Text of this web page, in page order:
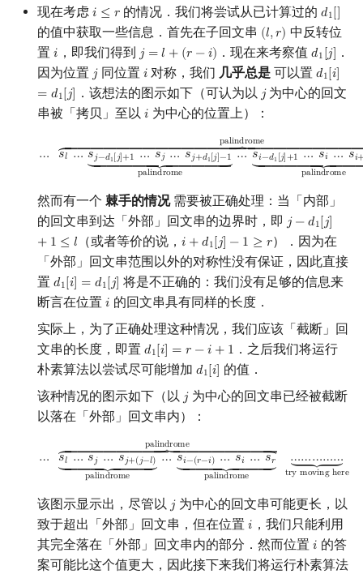
现在考虑 𝑖 ≤ 𝑟
i ≤r 的情况．我们将尝试从已计算过的𝑑1[]
d1
的值中获取一些信息．首先在子回文串 (𝑙,𝑟)
(l,r) 中反转位
置 𝑖
i ，即我们得到 𝑗 = 𝑙 + (𝑟 −𝑖)
j= l+ (r −i) ．现在来考察值𝑑1[𝑗]
d1 [j
．
因为位置 𝑗
j同位置 𝑖
i 对称，我们 几乎总是 可以置𝑑1[𝑖]
= 𝑑1[𝑗]
d1 [i
．该想法的图示如下（可认为以 𝑗
j为中心的回文
串被「拷贝」至以 𝑖
i 为中心的位置上）：
…
palindrome
⏞¯¯¯¯¯¯¯¯¯¯¯¯¯¯
⏞
𝑠𝑙 … 𝑠𝑗−𝑑1[𝑗]+1 … 𝑠𝑗 … 𝑠𝑗+𝑑1[𝑗]−1
⏟_____⏟_____
⏟
palindrome
… 𝑠𝑖−𝑑1 [𝑗]+1 … 𝑠𝑖 … 𝑠𝑖
⏟_____⏟
palindrome
1⏟palindrome
然而有一个 棘手的情况需要被正确处理：当「内部」
的回文串到达「外部」回文串的边界时，即 𝑗 −𝑑1[𝑗]
+ 1 ≤ 𝑙
j−d 1[j]+1
（或者等价的说，𝑖 +𝑑1[𝑗] − 1 ≥ 𝑟
i +d 1[j]−1 ≥r
）．因为在
「外部」回文串范围以外的对称性没有保证，因此直接
置 𝑑1[𝑖] = 𝑑1[𝑗]
d1[i =d 1[j]
将是不正确的：我们没有足够的信息来
断言在位置 𝑖
i 的回文串具有同样的长度．
实际上，为了正确处理这种情况，我们应该「截断」回
文串的长度，即置 𝑑1[𝑖] = 𝑟 −𝑖 + 1
d1[i =r−i +1
．之后我们将运行
朴素算法以尝试尽可能增加 𝑑1[𝑖]
d1[i 的值．
该种情况的图示如下（以 𝑗
j为中心的回文串已经被截断
以落在「外部」回文串内）：
…
palindrome
⏞¯¯¯¯¯¯¯¯⏞¯¯¯¯¯¯¯¯
⏞
𝑠𝑙 … 𝑠𝑗 … 𝑠𝑗+(𝑗−𝑙)
⏟___⏟___
⏟
palindrome
… 𝑠𝑖−(𝑟−𝑖) … 𝑠𝑖 … 𝑠𝑟
⏟___⏟___
⏟
palindrome
……………
⏟
try moving here
⏟palindrome
该图示显示出，尽管以 𝑗
j为中心的回文串可能更长，以
致于超出「外部」回文串，但在位置 𝑖
i ，我们只能利用
其完全落在「外部」回文串内的部分．然而位置 𝑖
i 的答
案可能比这个值更大，因此接下来我们将运行朴素算法